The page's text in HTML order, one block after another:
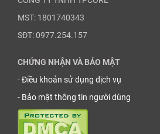
MST: 1801740343
SĐT: 0977.254.157
CHỨNG NHẬN VÀ BẢO MẬT
-Điều khoản sử dụng dịch vụ
- Bảo mật thông tin người dùng